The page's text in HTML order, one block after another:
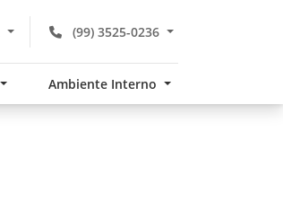
(99) 3525-0236
Ambiente Interno